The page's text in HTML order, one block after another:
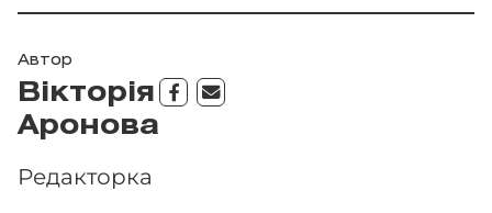
Автор
Вікторія
Аронова
Редакторка